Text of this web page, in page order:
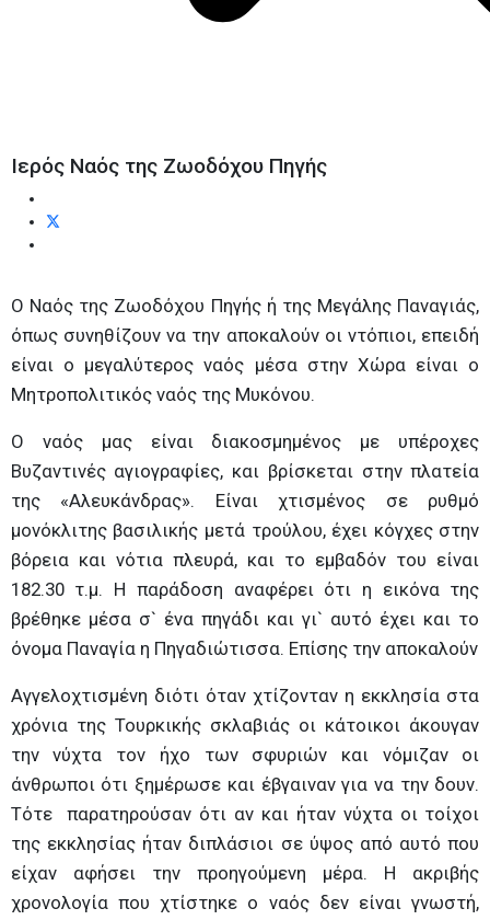
Ιερός Ναός της Ζωοδόχου Πηγής
Ο Ναός της Ζωοδόχου Πηγής ή της Μεγάλης Παναγιάς,
όπως συνηθίζουν να την αποκαλούν οι ντόπιοι, επειδή
είναι ο μεγαλύτερος ναός μέσα στην Χώρα είναι ο
Μητροπολιτικός ναός της Μυκόνου.
Ο ναός μας είναι διακοσμημένος με υπέροχες
Βυζαντινές αγιογραφίες, και βρίσκεται στην πλατεία
της «Αλευκάνδρας». Είναι χτισμένος σε ρυθμό
μονόκλιτης βασιλικής μετά τρούλου, έχει κόγχες στην
βόρεια και νότια πλευρά, και το εμβαδόν του είναι
182.30 τ.μ. Η παράδοση αναφέρει ότι η εικόνα της
βρέθηκε μέσα σ` ένα πηγάδι και γι` αυτό έχει και το
όνομα Παναγία η Πηγαδιώτισσα. Επίσης την αποκαλούν
Αγγελοχτισμένη διότι όταν χτίζονταν η εκκλησία στα
χρόνια της Τουρκικής σκλαβιάς οι κάτοικοι άκουγαν
την νύχτα τον ήχο των σφυριών και νόμιζαν οι
άνθρωποι ότι ξημέρωσε και έβγαιναν για να την δουν.
Τότε παρατηρούσαν ότι αν και ήταν νύχτα οι τοίχοι
της εκκλησίας ήταν διπλάσιοι σε ύψος από αυτό που
είχαν αφήσει την προηγούμενη μέρα. Η ακριβής
χρονολογία που χτίστηκε ο ναός δεν είναι γνωστή,